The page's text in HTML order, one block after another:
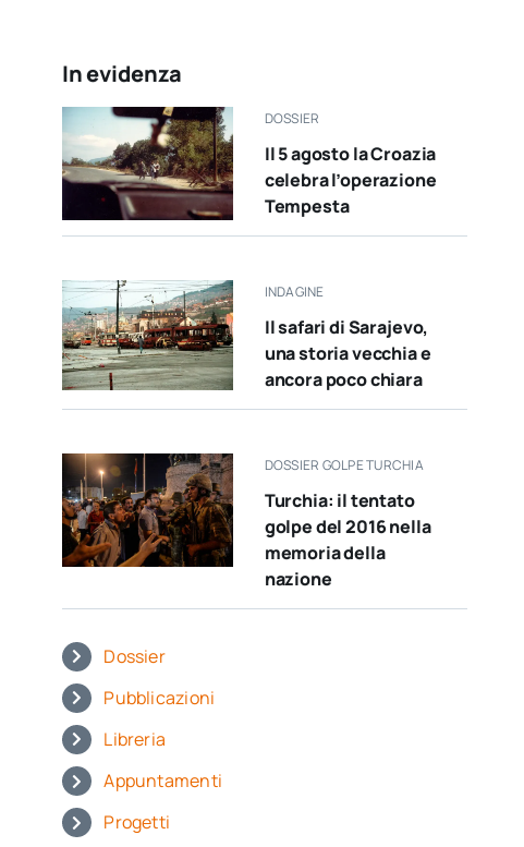
In evidenza
DOSSIER
Il 5 agosto la Croazia
celebra l’operazione
Tempesta
INDAGINE
Il safari di Sarajevo,
una storia vecchia e
ancora poco chiara
DOSSIER GOLPE TURCHIA
Turchia: il tentato
golpe del 2016 nella
memoria della
nazione
Dossier
Pubblicazioni
Libreria
Appuntamenti
Progetti